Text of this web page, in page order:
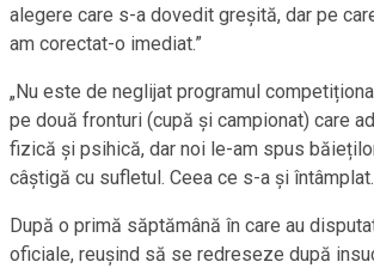
alegere care s-a dovedit greșită, dar pe
am corectat-o imediat.”
„Nu este de neglijat programul
pe două fronturi (cupă și campionat) care
fizică și psihică, dar noi le-am spus
câștigă cu sufletul. Ceea ce s-a și
După o primă săptămână în care au
oficiale, reușind să se redreseze după